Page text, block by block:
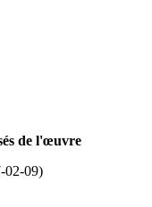
de l'œuvre
02-09)